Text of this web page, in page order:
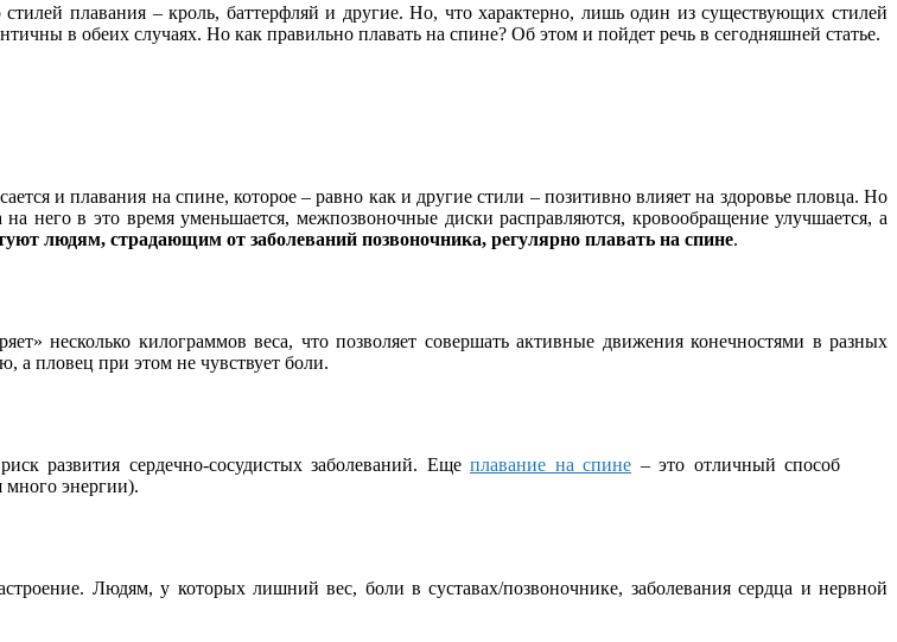
плавания – кроль, баттерфляй и другие. Но, что характерно, лишь один из существующих стилей
в обеих случаях. Но как правильно плавать на спине? Об этом и пойдет речь в сегодняшней статье.
и плавания на спине, которое – равно как и другие стили – позитивно влияет на здоровье пловца. Но
него в это время уменьшается, межпозвоночные диски расправляются, кровообращение улучшается, а
людям, страдающим от заболеваний позвоночника, регулярно плавать на спине.
несколько килограммов веса, что позволяет совершать активные движения конечностями в разных
а пловец при этом не чувствует боли.
развития сердечно-сосудистых заболеваний. Еще плавание на спине – это отличный способ
много энергии).
Людям, у которых лишний вес, боли в суставах/позвоночнике, заболевания сердца и нервной